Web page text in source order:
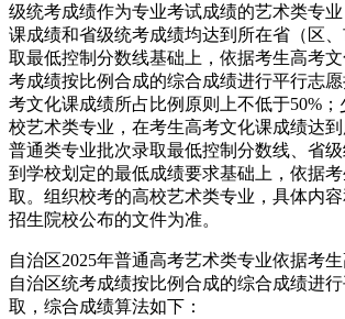
级统考成绩作为专业考试成绩的艺术类专
课成绩和省级统考成绩均达到所在省（区
取最低控制分数线基础上，依据考生高考
考成绩按比例合成的综合成绩进行平行志
考文化课成绩所占比例原则上不低于50%
校艺术类专业，在考生高考文化课成绩达到
普通类专业批次录取最低控制分数线、省
到学校划定的最低成绩要求基础上，依据
取。组织校考的高校艺术类专业，具体内
招生院校公布的文件为准。
自治区2025年普通高考艺术类专业依据考
自治区统考成绩按比例合成的综合成绩进
取，综合成绩算法如下：